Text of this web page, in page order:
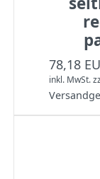
78,18
inkl. MwSt.